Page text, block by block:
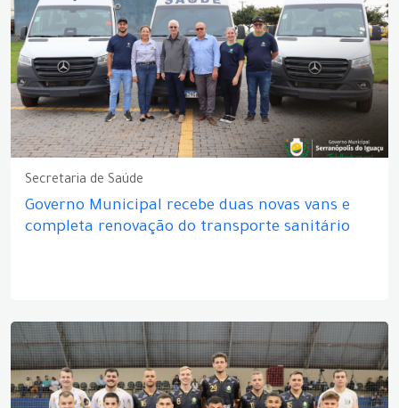
Secretaria de Saúde
Governo Municipal recebe duas novas vans e
completa renovação do transporte sanitário